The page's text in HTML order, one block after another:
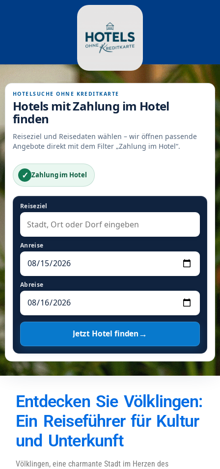
HOTELSUCHE OHNE KREDITKARTE
Hotels mit Zahlung im Hotel
finden
Reiseziel und Reisedaten wählen – wir öffnen passende
Angebote direkt mit dem Filter „Zahlung im Hotel“.
✓ Zahlung im Hotel
Reiseziel
Anreise
Abreise
Jetzt Hotel finden→
Entdecken Sie Völklingen:
Ein Reiseführer für Kultur
und Unterkunft
Völklingen, eine charmante Stadt im Herzen des